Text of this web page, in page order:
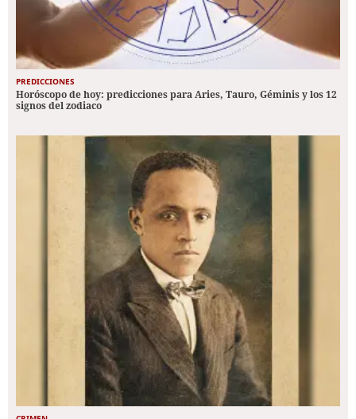
PREDICCIONES
Horóscopo de hoy: predicciones para Aries, Tauro, Géminis y los 12
signos del zodiaco